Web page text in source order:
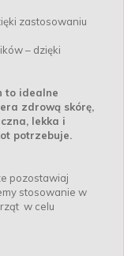
zastosowaniu
– dzięki
to idealne
zdrową skórę,
lekka i
potrzebuje.
pozostawiaj
stosowanie w
w celu